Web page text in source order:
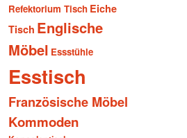
Refektorium Tisch Eiche
Tisch Englische
Möbel Essstühle
Esstisch
Französische Möbel
Kommoden